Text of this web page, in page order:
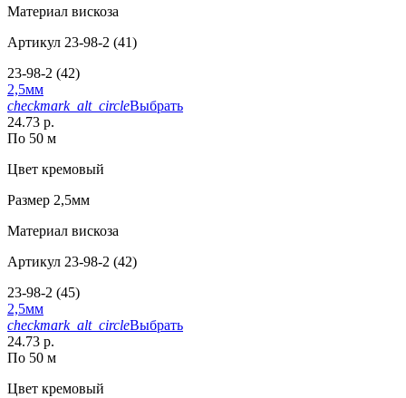
Материал вискоза
Артикул 23-98-2 (41)
23-98-2 (42)
2,5мм
checkmark_alt_circleВыбрать
24.73 р.
По 50 м
Цвет кремовый
Размер 2,5мм
Материал вискоза
Артикул 23-98-2 (42)
23-98-2 (45)
2,5мм
checkmark_alt_circleВыбрать
24.73 р.
По 50 м
Цвет кремовый